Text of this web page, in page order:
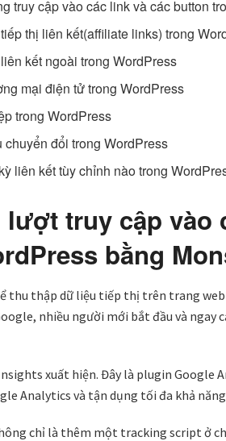
truy cập vào các link và các button
thị liên kết(affiliate links) trong
kết ngoài trong WordPress
mại điện tử trong WordPress
trong WordPress
chuyển đổi trong WordPress
liên kết tùy chỉnh nào trong
lượt truy cập vào
bằng
thu thập dữ liệu tiếp thị trên trang web
nhiều người mới bắt đầu và
xuất hiện. Đây là plugin Google
Analytics và tận dụng tối đa khả năng
chỉ là thêm một tracking script ở